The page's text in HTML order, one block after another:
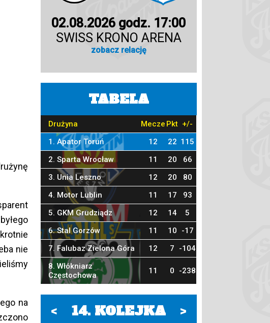
nie
na
02.08.2026 godz. 17:00
SWISS KRONO ARENA
zobacz relację
TABELA
Drużyna Mecze Pkt +/-
1. Apator Toruń
12 22 115
2. Sparta Wrocław
11 20
66
3. Unia Leszno
12 20
80
4. Motor Lublin
11 17
93
5. GKM Grudziądz
12 14
5
6. Stal Gorzów
11 10
-17
7. Falubaz Zielona Góra
12 7
-104
8. Włókniarz
Częstochowa
11 0 -238
< 14. KOLEJKA >